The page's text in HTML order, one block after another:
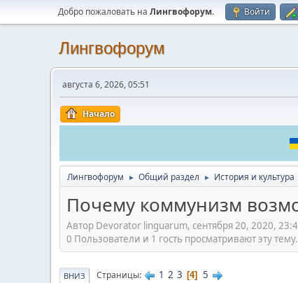
Добро пожаловать на Лингвофорум. Войти
Лингвофорум
августа 6, 2026, 05:51
Начало
Лингвофорум ► Общий раздел ► История и культура
Почему коммунизм
Автор Devorator linguarum, сентября 20, 2020,
0 Пользователи и 1 гость просматривают эту тему.
ВНИЗ Страницы 1 2 3 4 5